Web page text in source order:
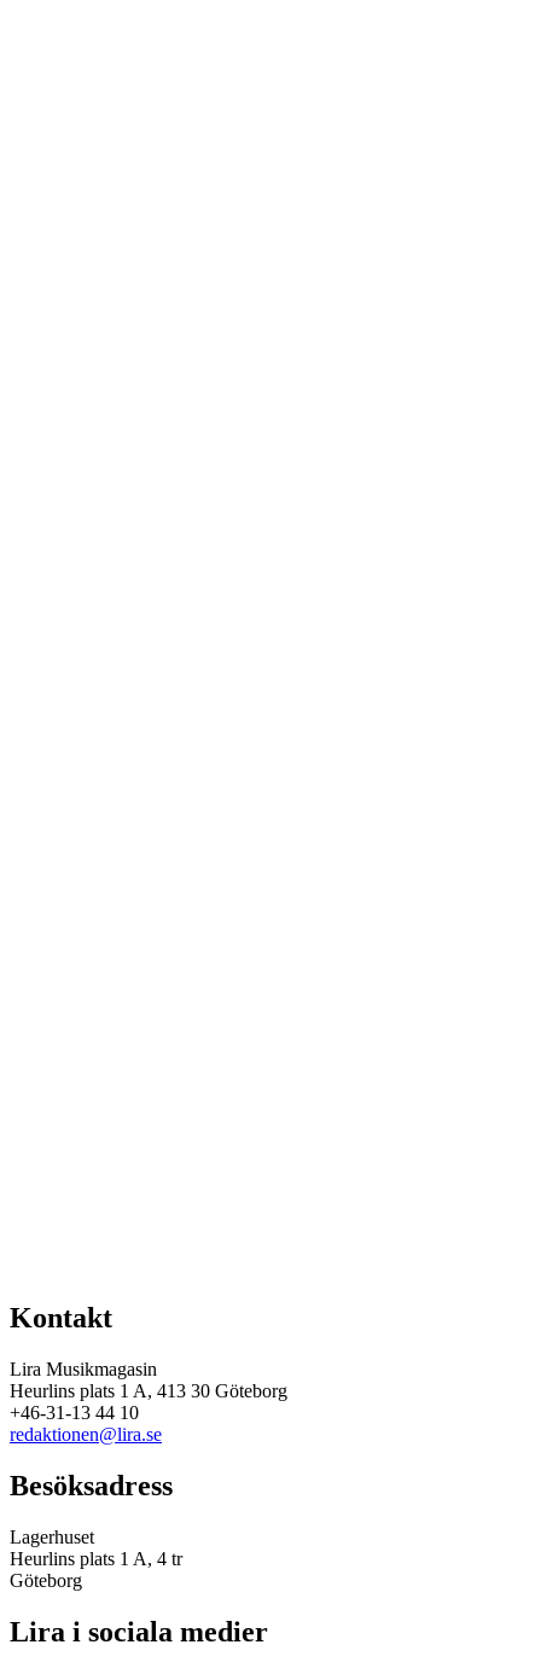
Kontakt
Lira Musikmagasin
Heurlins plats 1 A, 413 30 Göteborg
+46-31-13 44 10
redaktionen@lira.se
Besöksadress
Lagerhuset
Heurlins plats 1 A, 4 tr
Göteborg
Lira i sociala medier